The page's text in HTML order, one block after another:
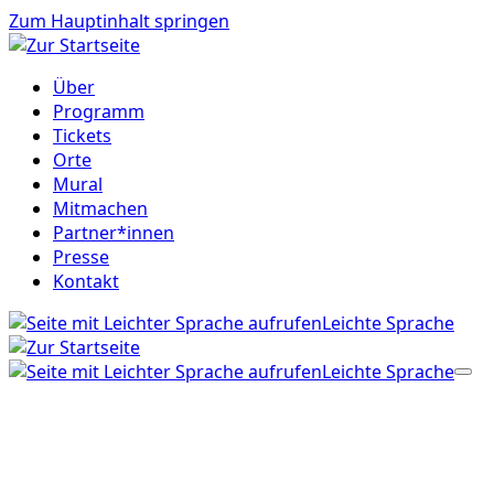
Zum Hauptinhalt springen
Über
Programm
Tickets
Orte
Mural
Mitmachen
Partner*innen
Presse
Kontakt
Leichte Sprache
Leichte Sprache